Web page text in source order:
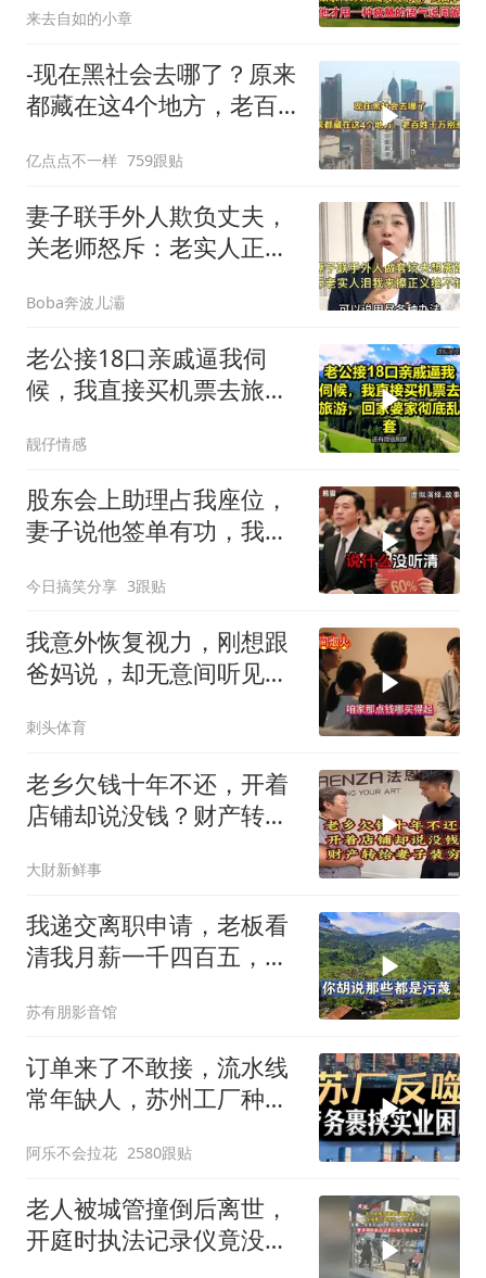
来去自如的小章
-现在黑社会去哪了？原来
都藏在这4个地方，老百
亿点点不一样 759跟贴
妻子联手外人欺负丈夫，
关老师怒斥：老实人正义
Boba奔波儿灞
老公接18口亲戚逼我伺
候，我直接买机票去旅
靓仔情感
股东会上助理占我座位，
妻子说他签单有功，我抛
给他当
今日搞笑分享 3跟贴
我意外恢复视力，刚想跟
爸妈说，却无意间听见妹
刺头体育
老乡欠钱十年不还，开着
店铺却说没钱？财产转给
大財新鲜事
我递交离职申请，老板看
清我月薪一千四百五，全
苏有朋影音馆
订单来了不敢接，流水线
常年缺人，苏州工厂种下
阿乐不会拉花 2580跟贴
老人被城管撞倒后离世，
开庭时执法记录仪竟没